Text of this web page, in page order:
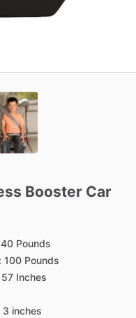
Booster Car
‎40 Pounds
‎100 Pounds
‎57 Inches
3 inches